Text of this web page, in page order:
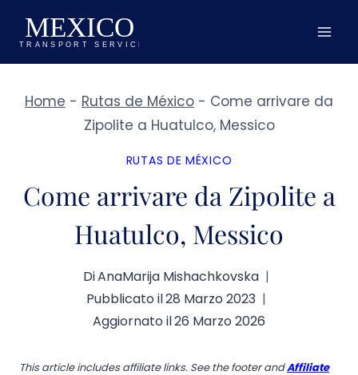
Salta
contenuto
Home - Rutas de México - Come arrivare da
Zipolite a Huatulco, Messico
RUTAS DE MÉXICO
Come arrivare da Zipolite a
Huatulco, Messico
DiAnaMarija Mishachkovska
Pubblicato il28 Marzo 2023
Aggiornato il26 Marzo 2026
This article includes affiliate links. See the footer andAffiliate